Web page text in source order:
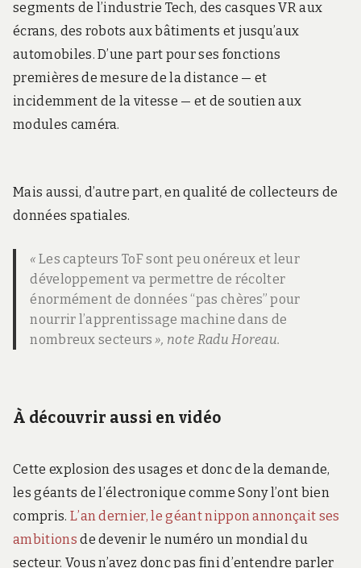
segments de l’industrie Tech, des casques VR aux
écrans, des robots aux bâtiments et jusqu’aux
automobiles. D’une part pour ses fonctions
premières de mesure de la distance — et
incidemment de la vitesse — et de soutien aux
modules caméra.
Mais aussi, d’autre part, en qualité de collecteurs de
données spatiales.
« Les capteurs ToF sont peu onéreux et leur
développement va permettre de récolter
énormément de données “pas chères” pour
nourrir l’apprentissage machine dans de
nombreux secteurs », note Radu Horeau.
À découvrir aussi en vidéo
Cette explosion des usages et donc de la demande,
les géants de l’électronique comme Sony l’ont bien
compris. L’an dernier, le géant nippon annonçait ses
ambitions de devenir le numéro un mondial du
secteur. Vous n’avez donc pas fini d’entendre parler